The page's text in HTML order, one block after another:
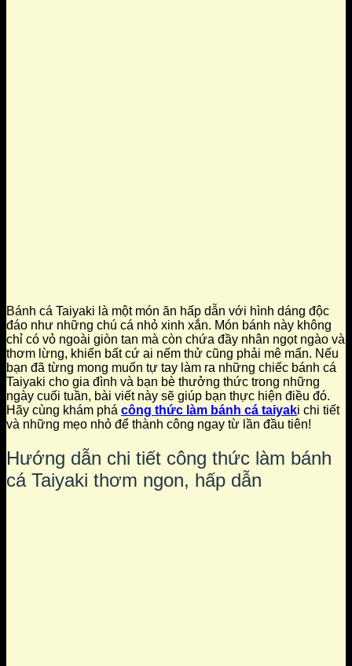
Bánh cá Taiyaki là một món ăn hấp dẫn với hình dáng độc
đáo như những chú cá nhỏ xinh xắn. Món bánh này không
chỉ có vỏ ngoài giòn tan mà còn chứa đầy nhân ngọt ngào và
thơm lừng, khiến bất cứ ai nếm thử cũng phải mê mẩn. Nếu
bạn đã từng mong muốn tự tay làm ra những chiếc bánh cá
Taiyaki cho gia đình và bạn bè thưởng thức trong những
ngày cuối tuần, bài viết này sẽ giúp bạn thực hiện điều đó.
Hãy cùng khám phá công thức làm bánh cá taiyaki chi tiết
và những mẹo nhỏ để thành công ngay từ lần đầu tiên!
Hướng dẫn chi tiết công thức làm bánh
cá Taiyaki thơm ngon, hấp dẫn